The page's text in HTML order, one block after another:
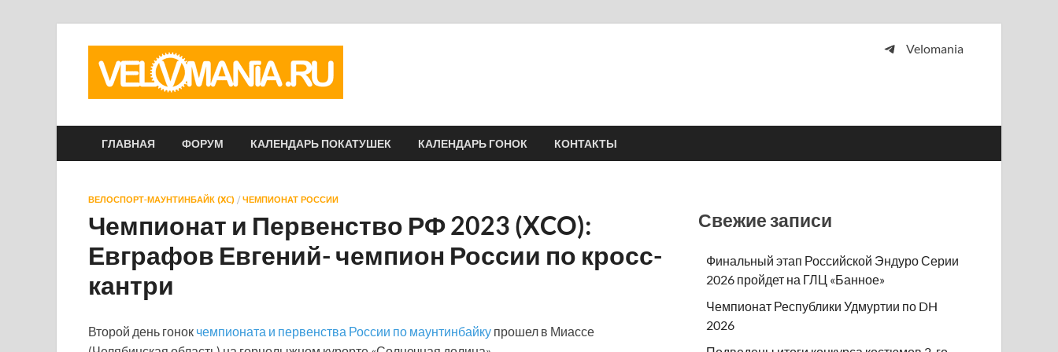
Velomania
ГЛАВНАЯ ФОРУМ КАЛЕНДАРЬ ПОКАТУШЕК КАЛЕНДАРЬ ГОНОК КОНТАКТЫ
ВЕЛОСПОРТ-МАУНТИНБАЙК (XC) / ЧЕМПИОНАТ РОССИИ
Чемпионат и Первенство РФ 2023 (XCO):
Евграфов Евгений- чемпион России по кросс-
кантри
Второй день гонок чемпионата и первенства России по маунтинбайку прошел в Миассе
Свежие записи
Финальный этап Российской Эндуро Серии
2026 пройдет на ГЛЦ «Банное»
Чемпионат Республики Удмуртии по DH
2026